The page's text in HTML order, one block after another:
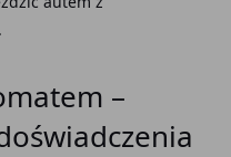
–